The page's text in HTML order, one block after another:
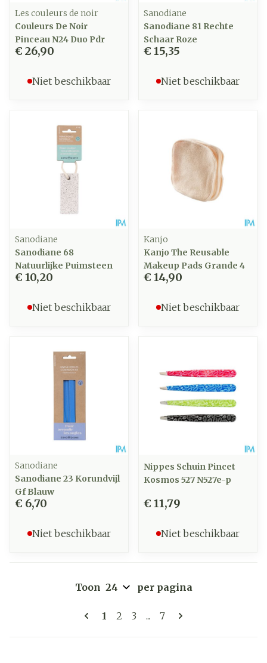
Les couleurs de noir
Couleurs De Noir
Pinceau N24 Duo Pdr
€ 26,90
Niet beschikbaar
Sanodiane
Sanodiane 81 Rechte
Schaar Roze
€ 15,35
Niet beschikbaar
Sanodiane
Sanodiane 68
Natuurlijke Puimsteen
€ 10,20
Niet beschikbaar
Kanjo
Kanjo The Reusable
Makeup Pads Grande 4
€ 14,90
Niet beschikbaar
Sanodiane
Sanodiane 23 Korundvijl
Gf Blauw
€ 6,70
Niet beschikbaar
Nippes Schuin Pincet
Kosmos 527 N527e-p
€ 11,79
Niet beschikbaar
Pagina's
U lees momenteel pagina
1 Pagina
2 Pagina
3 ... Pagina
7
Toon per pagina